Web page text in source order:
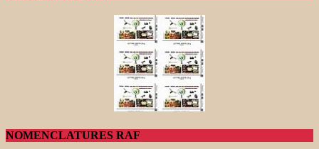
NOMENCLATURES RAF